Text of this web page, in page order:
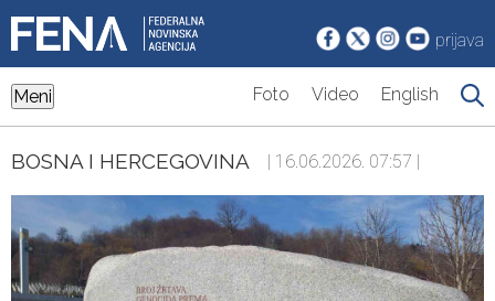
prijava
Meni Foto Video English
BOSNA I HERCEGOVINA | 16.06.2026. 07:57 |